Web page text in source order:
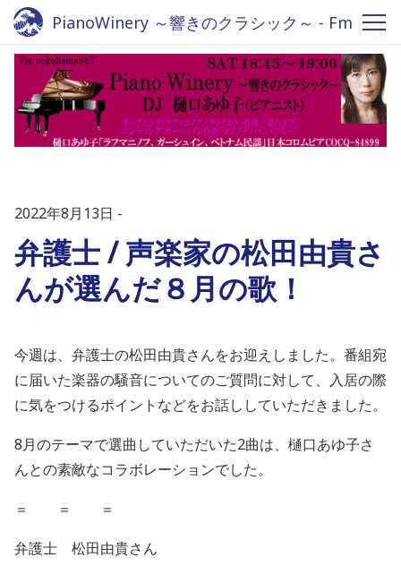
PianoWinery ～響きのクラシック～ - Fm
yokohama 84.7
2022年8月13日
弁護士 / 声楽家の松田由貴さ
んが選んだ８月の歌！
今週は、弁護士の松田由貴さんをお迎えしました。番組宛
に届いた楽器の騒音についてのご質問に対して、入居の際
に気をつけるポイントなどをお話ししていただきました。
8月のテーマで選曲していただいた2曲は、樋口あゆ子さ
んとの素敵なコラボレーションでした。
＝ ＝ ＝
弁護士 松田由貴さん